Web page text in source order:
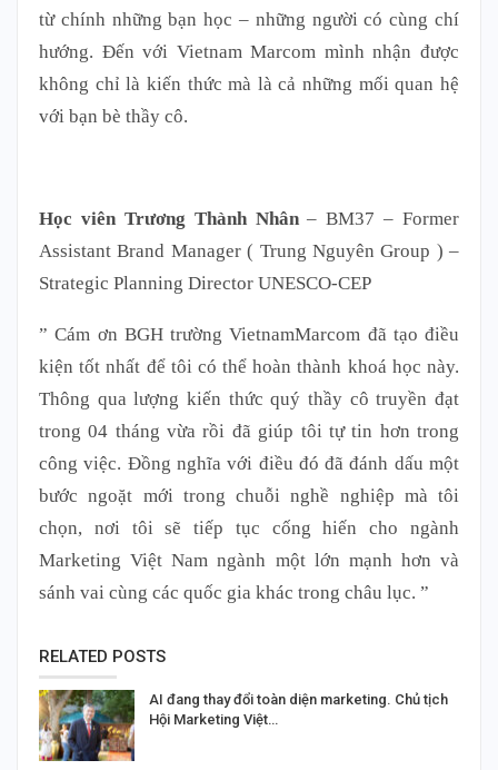
từ chính những bạn học – những người có cùng chí
hướng. Đến với Vietnam Marcom mình nhận được
không chỉ là kiến thức mà là cả những mối quan hệ
với bạn bè thầy cô.
Học viên Trương Thành Nhân– BM37 – Former
Assistant Brand Manager ( Trung Nguyên Group ) –
Strategic Planning Director UNESCO-CEP
” Cám ơn BGH trường VietnamMarcom đã tạo điều
kiện tốt nhất để tôi có thể hoàn thành khoá học này.
Thông qua lượng kiến thức quý thầy cô truyền đạt
trong 04 tháng vừa rồi đã giúp tôi tự tin hơn trong
công việc. Đồng nghĩa với điều đó đã đánh dấu một
bước ngoặt mới trong chuỗi nghề nghiệp mà tôi
chọn, nơi tôi sẽ tiếp tục cống hiến cho ngành
Marketing Việt Nam ngành một lớn mạnh hơn và
sánh vai cùng các quốc gia khác trong châu lục. ”
RELATED POSTS
AI đang thay đổi toàn diện marketing. Chủ tịch
Hội Marketing Việt…